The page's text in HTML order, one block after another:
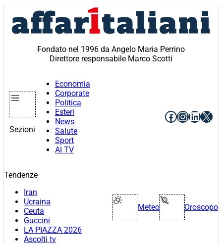
contenuto
Fondato nel 1996 da Angelo Maria Perrino
Direttore responsabile Marco Scotti
Sezioni
Economia
Corporate
Politica
Esteri
News
Salute
Sport
AI TV
Facebook
X
Tendenze
Iran
Ucraina
Ceuta
Guccini
LA PIAZZA 2026
Ascolti tv
Meteo Oroscopo